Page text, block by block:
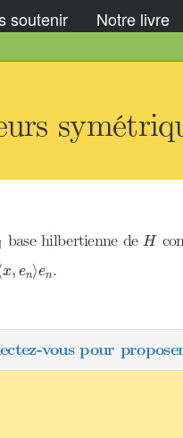
soutenir Notre livre
Nbase hilbertienne deH
H
x, en⟩en.
vous pour